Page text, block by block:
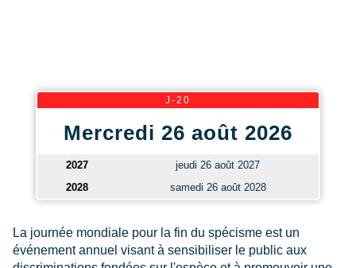
J-20
Mercredi 26 août 2026
2027
jeudi 26 août 2027
2028
samedi 26 août 2028
La journée mondiale pour la fin du spécisme est un
événement annuel visant à sensibiliser le public aux